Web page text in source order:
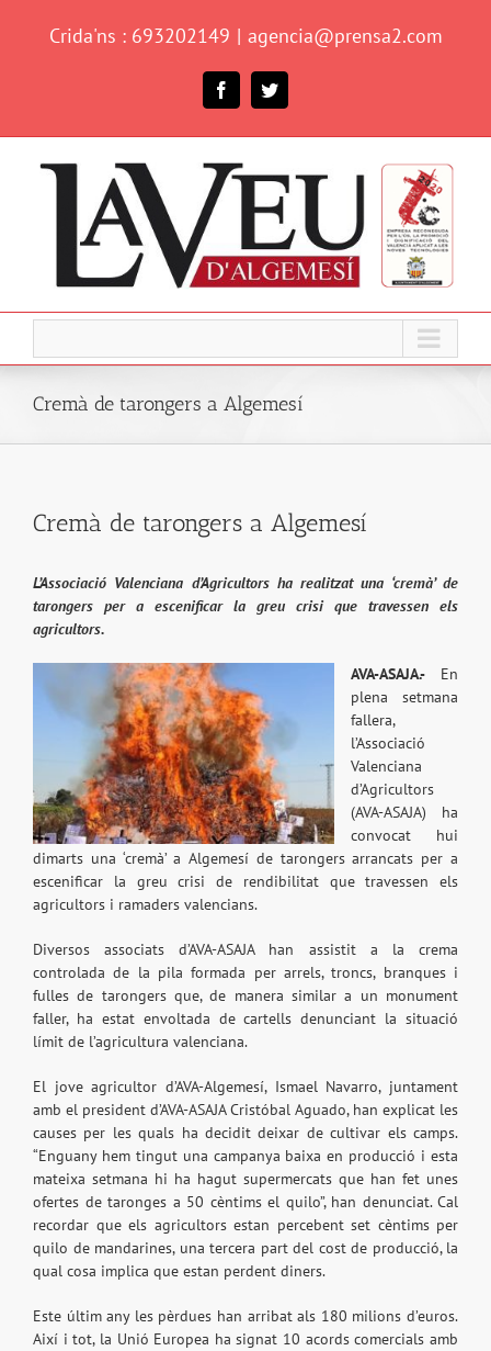
Crida'ns : 693202149 | agencia@prensa2.com
FacebookTwitter
Cremà de tarongers a Algemesí
Cremà de tarongers a Algemesí
L’Associació Valenciana d’Agricultors ha realitzat una ‘cremà’ de
tarongers per a escenificar la greu crisi que travessen els
agricultors.
AVA-ASAJA.-
En
plena setmana
fallera,
l’Associació
Valenciana
d’Agricultors
(AVA-ASAJA) ha
convocat hui
dimarts una ‘cremà’ a Algemesí de tarongers arrancats per a
escenificar la greu crisi de rendibilitat que travessen els
agricultors i ramaders valencians.
Diversos associats d’AVA-ASAJA han assistit a la crema
controlada de la pila formada per arrels, troncs, branques i
fulles de tarongers que, de manera similar a un monument
faller, ha estat envoltada de cartells denunciant la situació
límit de l’agricultura valenciana.
El jove agricultor d’AVA-Algemesí, Ismael Navarro, juntament
amb el president d’AVA-ASAJA Cristóbal Aguado, han explicat les
causes per les quals ha decidit deixar de cultivar els camps.
“Enguany hem tingut una campanya baixa en producció i esta
mateixa setmana hi ha hagut supermercats que han fet unes
ofertes de taronges a 50 cèntims el quilo”, han denunciat. Cal
recordar que els agricultors estan percebent set cèntims per
quilo de mandarines, una tercera part del cost de producció, la
qual cosa implica que estan perdent diners.
Este últim any les pèrdues han arribat als 180 milions d’euros.
Així i tot, la Unió Europea ha signat 10 acords comercials amb